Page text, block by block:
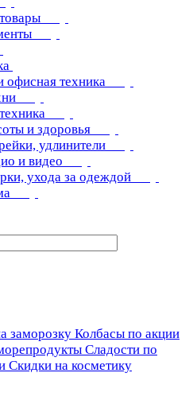
техника
и здоровья
удлинители
и видео
ухода за одеждой
заморозку Колбасы по акции
Сладости по
Скидки на косметику